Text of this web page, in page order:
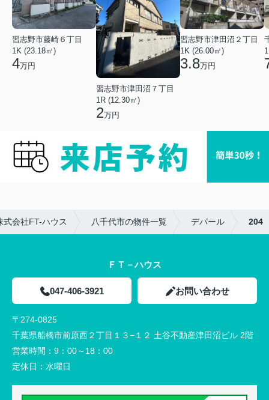
習志野市藤崎６丁目
1K (23.18㎡)
4万円
習志野市津田沼７丁目
1R (12.30㎡)
2万円
習志野市津田沼２丁目
1K (26.00㎡)
3.8万円
会社FT-ハウス 八千代市の物件一覧 デパール 204
ＦＴ－ハウス
047-406-3921 お問い合わせ
〒274-0825
千葉県船橋市前原西２丁目１３−１２ 土谷不動産津田沼ビル 2階
営業時間： 9：00～18：00
定休日： 水曜日